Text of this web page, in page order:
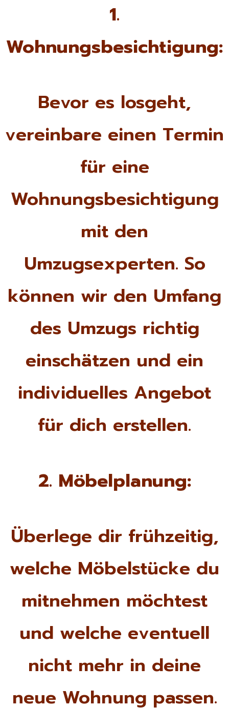
1.
Wohnungsbesichtigung:
Bevor es losgeht,
vereinbare einen Termin
für eine
Wohnungsbesichtigung
mit den
Umzugsexperten. So
können wir den Umfang
des Umzugs richtig
einschätzen und ein
individuelles Angebot
für dich erstellen.
2. Möbelplanung:
Überlege dir frühzeitig,
welche Möbelstücke du
mitnehmen möchtest
und welche eventuell
nicht mehr in deine
neue Wohnung passen.